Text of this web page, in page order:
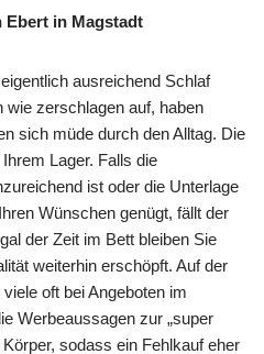
Ebert in Magstadt
ausreichend Schlaf
wie zerschlagen auf, haben
sich müde durch den Alltag. Die
Lager. Falls die
ist oder die Unterlage
Wünschen genügt, fällt der
der Zeit im Bett bleiben Sie
weiterhin erschöpft. Auf der
oft bei Angeboten im
Werbeaussagen zur „super
sodass ein Fehlkauf eher